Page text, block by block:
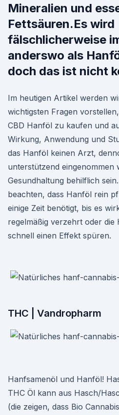
Mineralien und
Fettsäuren.Es wird
fälschlicherweise
anderswo als
doch das ist nicht
Im heutigen Artikel werden
wichtigsten Fragen
CBD Hanföl zu kaufen und
Wirkung, Anwendung und
das Hanföl keinen Arzt,
unterstützend eingenommen
Gesundhaltung behilflich
beachten, dass Hanföl rein
einige Zeit benötigt, bis es
regelmäßig verzehrt oder die
schnell einen Effekt spüren.
THC | Vandropharm
Hanfsamenöl und Hanföl!
THC Öl kann aus Hasch/
(die zeigen, dass Bio